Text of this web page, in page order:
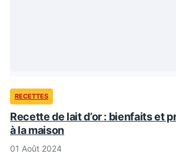
RECETTES
Recette de lait d’or : bienfaits et
à la maison
01 Août 2024